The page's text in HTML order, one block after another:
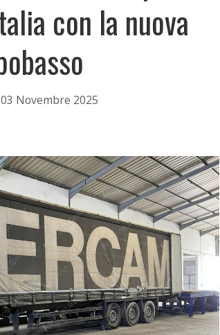
con la nuova
03 Novembre 2025